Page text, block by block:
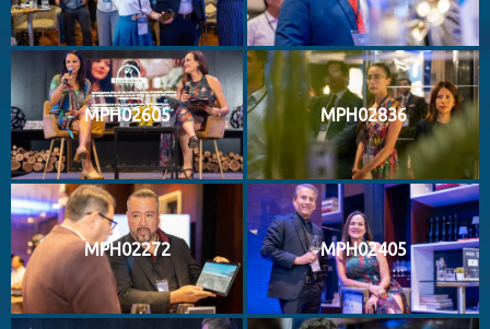
MPH02605 MPH02836
MPH02272 MPH02405